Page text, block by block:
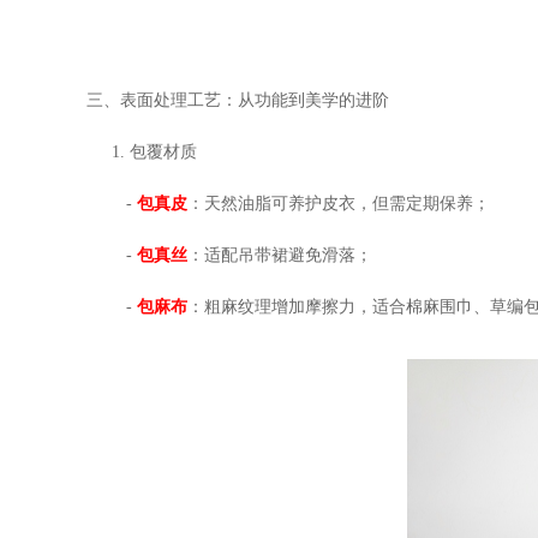
三、表面处理工艺：从功能到美学的进阶
1. 包覆材质
-包真皮 ：天然油脂可养护皮衣，但需定期保养；
-包真丝 ：适配吊带裙避免滑落；
-包麻布 ：粗麻纹理增加摩擦力，适合棉麻围巾、草编